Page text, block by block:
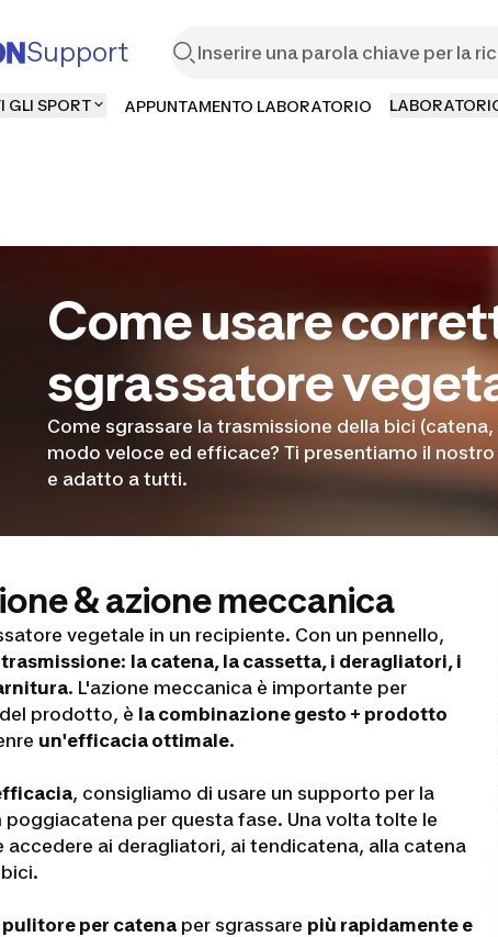
Support
GLI SPORT APPUNTAMENTO LABORATORIO
Come usare
sgrassatore
Come sgrassare la trasmissione della bici
modo veloce ed efficace? Ti presentiamo il
e adatto a tutti.
& azione meccanica
vegetale in un recipiente. Con un pennello,
: la catena, la cassetta, i deragliatori, i
. L'azione meccanica è importante per
prodotto, è la combinazione gesto + prodotto
un'efficacia ottimale.
, consigliamo di usare un supporto per la
poggiacatena per questa fase. Una volta tolte le
accedere ai deragliatori, ai tendicatena, alla catena
pulitore per catena per sgrassare più rapidamente e